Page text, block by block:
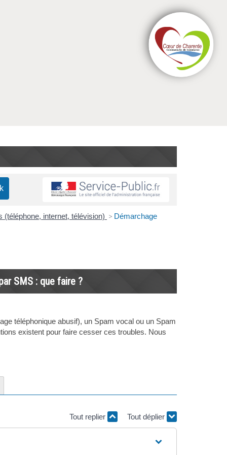
internet, télévision) > Démarchage
SMS : que faire ?
téléphonique abusif), un Spam vocal ou un Spam
existent pour faire cesser ces troubles. Nous
Tout replier Tout déplier